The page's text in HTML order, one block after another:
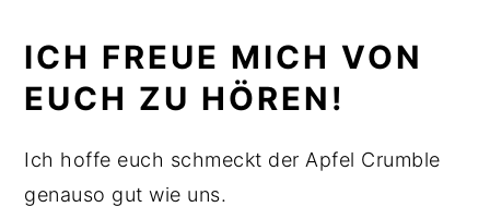
ICH FREUE MICH VON
EUCH ZU HÖREN!
Ich hoffe euch schmeckt der Apfel Crumble
genauso gut wie uns.